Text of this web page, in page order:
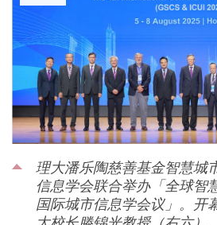
理大潘乐陶慈善基金智慧城
信息学会联合举办「全球智
国际城市信息学会议」。开